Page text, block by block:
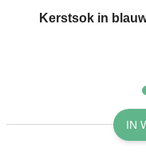
Kerstsok in
IN